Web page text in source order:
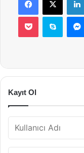
Pocket Skype
Kayıt Ol